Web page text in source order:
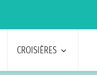
CROISIÈRES